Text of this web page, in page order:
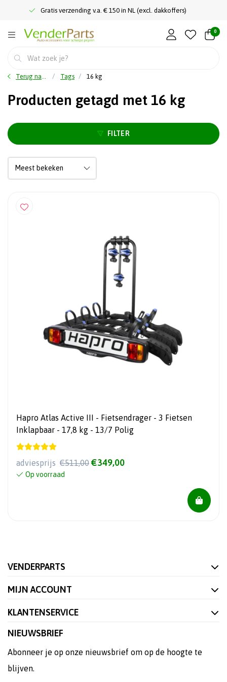
Gratis verzending v.a. € 150 in NL (excl. dakkoffers)
0
Terug naar home Tags 16 kg
Producten getagd met 16 kg
FILTER
Hapro Atlas Active III - Fietsendrager - 3 Fietsen
Inklapbaar - 17,8 kg - 13/7 Polig
adviesprijs €511,00 €349,00
Op voorraad
VENDERPARTS
MIJN ACCOUNT
KLANTENSERVICE
NIEUWSBRIEF
Abonneer je op onze nieuwsbrief om op de hoogte te
blijven.